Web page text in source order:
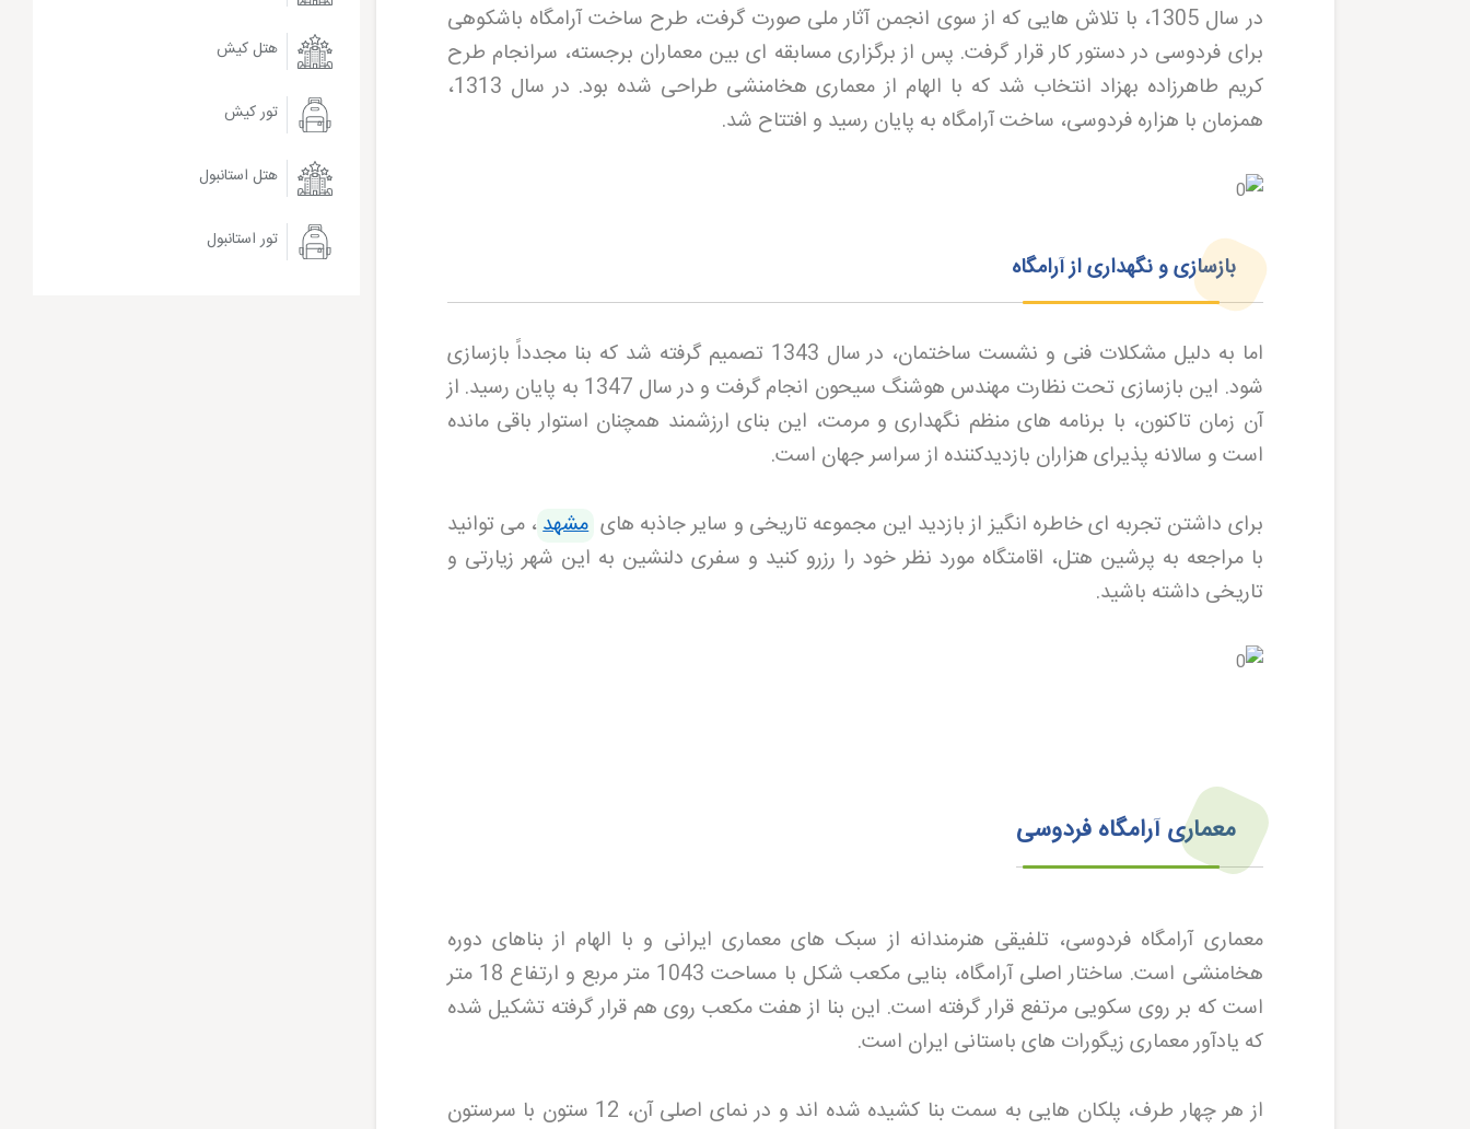
در سال 1305، با تلاش هایی که از سوی انجمن آثار ملی صورت گرفت، طرح ساخت آرامگاه باشکوهی
برای فردوسی در دستور کار قرار گرفت. پس از برگزاری مسابقه ای بین معماران برجسته، سرانجام طرح
کریم طاهرزاده بهزاد انتخاب شد که با الهام از معماری هخامنشی طراحی شده بود. در سال 1313،
همزمان با هزاره فردوسی، ساخت آرامگاه به پایان رسید و افتتاح شد.
بازسازی و نگهداری از آرامگاه
اما به دلیل مشکلات فنی و نشست ساختمان، در سال 1343 تصمیم گرفته شد که بنا مجدداً بازسازی
شود. این بازسازی تحت نظارت مهندس هوشنگ سیحون انجام گرفت و در سال 1347 به پایان رسید. از
آن زمان تاکنون، با برنامه های منظم نگهداری و مرمت، این بنای ارزشمند همچنان استوار باقی مانده
است و سالانه پذیرای هزاران بازدیدکننده از سراسر جهان است.
برای داشتن تجربه ای خاطره انگیز از بازدید این مجموعه تاریخی و سایر جاذبه های مشهد، می توانید
با مراجعه به پرشین هتل، اقامتگاه مورد نظر خود را رزرو کنید و سفری دلنشین به این شهر زیارتی و
تاریخی داشته باشید.
معماری آرامگاه فردوسی
معماری آرامگاه فردوسی، تلفیقی هنرمندانه از سبک های معماری ایرانی و با الهام از بناهای دوره
هخامنشی است. ساختار اصلی آرامگاه، بنایی مکعب شکل با مساحت 1043 متر مربع و ارتفاع 18 متر
است که بر روی سکویی مرتفع قرار گرفته است. این بنا از هفت مکعب روی هم قرار گرفته تشکیل شده
که یادآور معماری زیگورات های باستانی ایران است.
از هر چهار طرف، پلکان هایی به سمت بنا کشیده شده اند و در نمای اصلی آن، 12 ستون با سرستون
هتل کیش
تور کیش
هتل استانبول
تور استانبول